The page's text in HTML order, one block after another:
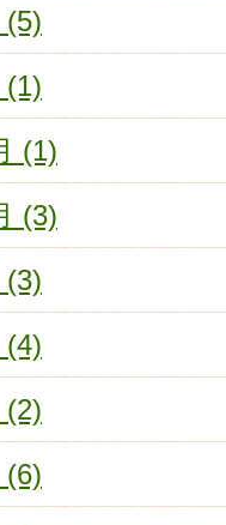
(5)
(1)
(1)
(3)
(3)
(4)
(2)
(6)